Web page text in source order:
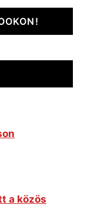
a közös